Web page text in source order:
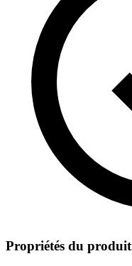
Propriétés du produit